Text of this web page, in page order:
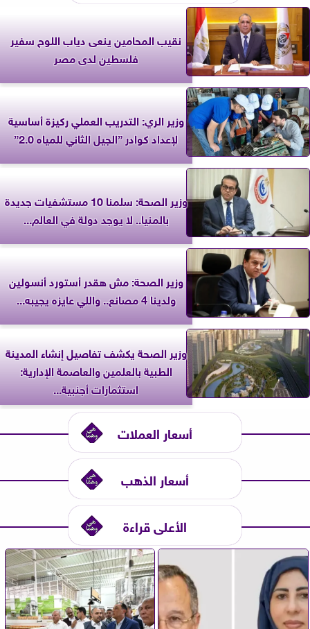
نقيب المحامين ينعى دياب اللوح سفير
فلسطين لدى مصر
وزير الري: التدريب العملي ركيزة أساسية
لإعداد كوادر ”الجيل الثاني للمياه 2.0”
وزير الصحة: سلمنا 10 مستشفيات جديدة
بالمنيا.. لا يوجد دولة في العالم...
وزير الصحة: مش هقدر أستورد أنسولين
ولدينا 4 مصانع.. واللي عايزه يجيبه...
وزير الصحة يكشف تفاصيل إنشاء المدينة
الطبية بالعلمين والعاصمة الإدارية:
استثمارات أجنبية...
أسعار العملات
أسعار الذهب
الأعلى قراءة